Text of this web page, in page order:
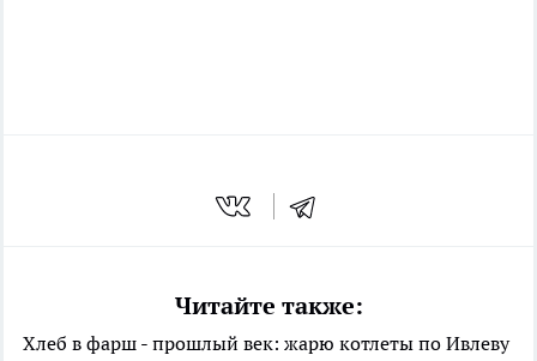
Читайте также:
Хлеб в фарш - прошлый век: жарю котлеты по Ивлеву